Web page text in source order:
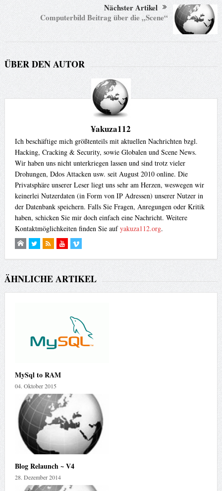
Nächster Artikel
Computerbild Beitrag über die „Scene“
ÜBER DEN AUTOR
¥akuza112
Ich beschäftige mich größtenteils mit aktuellen Nachrichten bzgl.
Hacking, Cracking & Security, sowie Globalen und Scene News.
Wir haben uns nicht unterkriegen lassen und sind trotz vieler
Drohungen, Ddos Attacken usw. seit August 2010 online. Die
Privatsphäre unserer Leser liegt uns sehr am Herzen, weswegen wir
keinerlei Nutzerdaten (in Form von IP Adressen) unserer Nutzer in
der Datenbank speichern. Falls Sie Fragen, Anregungen oder Kritik
haben, schicken Sie mir doch einfach eine Nachricht. Weitere
Kontaktmöglichkeiten finden Sie aufyakuza112.org.
ÄHNLICHE ARTIKEL
MySql to RAM
04. Oktober 2015
Blog Relaunch ~ V4
28. Dezember 2014